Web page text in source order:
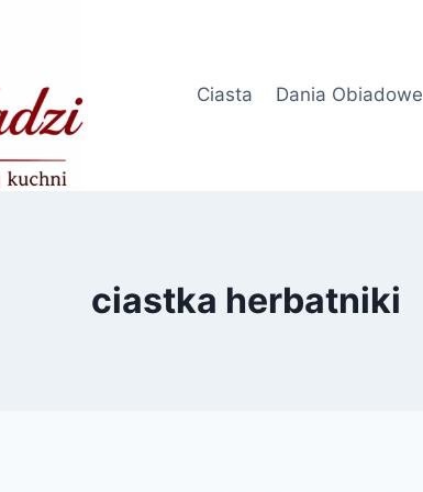
Ciasta
Dania Obiadowe
ciastka herbatniki